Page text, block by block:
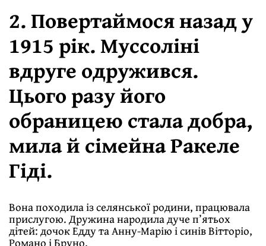
2. Повертаймося назад у
1915 рік. Муссоліні
вдруге одружився.
Цього разу його
обраницею стала добра,
мила й сімейна Ракеле
Гіді.
Вона походила із селянської родини, працювала
прислугою. Дружина народила дуче п’ятьох
дітей: дочок Едду та Анну-Марію і синів Вітторіо,
Романо і Бруно.